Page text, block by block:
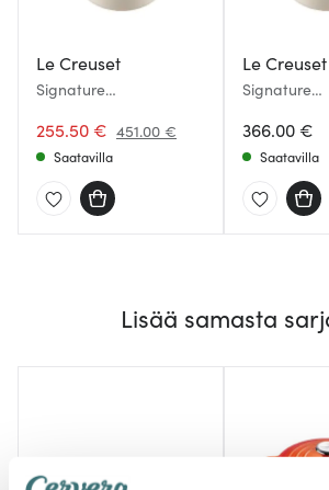
Le Creuset
Signature
26 cm 5,3 L Meringue
255.50 € 451.00 €
Saatavilla
Le Creuset
Signature
22 cm
366.00 €
Saatavilla
Lisää samasta